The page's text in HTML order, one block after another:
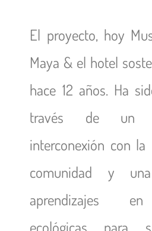
El proyecto, hoy
Maya & el hotel
hace 12 años. Ha
través de un
interconexión con
comunidad y
aprendizajes
ecológicas para